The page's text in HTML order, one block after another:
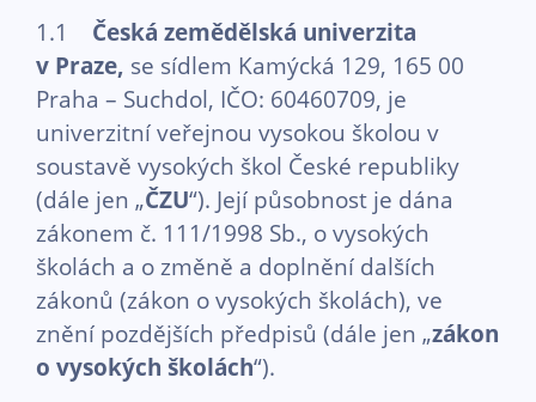
1.1 Česká zemědělská univerzita
v Praze, se sídlem Kamýcká 129, 165 00
Praha – Suchdol, IČO: 60460709, je
univerzitní veřejnou vysokou školou v
soustavě vysokých škol České republiky
(dále jen „ČZU“). Její působnost je dána
zákonem č. 111/1998 Sb., o vysokých
školách a o změně a doplnění dalších
zákonů (zákon o vysokých školách), ve
znění pozdějších předpisů (dále jen „zákon
o vysokých školách“).